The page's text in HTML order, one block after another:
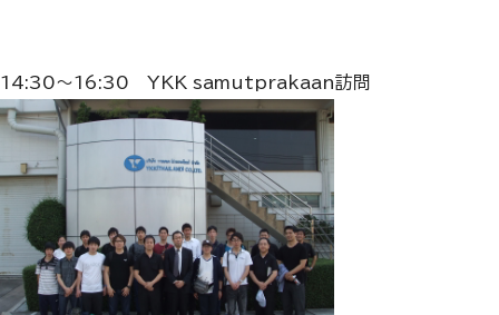
14:30～16:30 YKK samutprakaan訪問